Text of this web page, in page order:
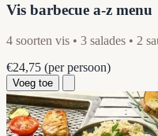
Vis barbecue a-z menu
4 soorten vis • 3 salades • 2
€24,75 (per persoon)
Voeg toe